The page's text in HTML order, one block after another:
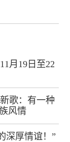
月19日至22
歌：有一种
风情
深厚情谊！”